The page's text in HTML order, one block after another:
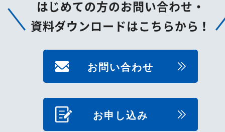
はじめての方のお問い合わせ・
資料ダウンロードはこちらから！
お問い合わせ
お申し込み